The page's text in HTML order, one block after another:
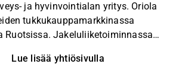
ja hyvinvointialan yritys. Oriola
tukkukauppamarkkinassa
Ruotsissa. Jakeluliiketoiminnassa
Tukkukauppaliiketoiminta
Lue lisää yhtiösivulla